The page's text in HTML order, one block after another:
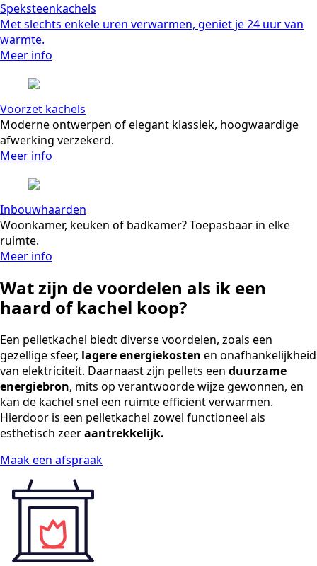
Speksteenkachels
Met slechts enkele uren verwarmen, geniet je 24 uur van
warmte.
Meer info
Voorzet kachels
Moderne ontwerpen of elegant klassiek, hoogwaardige
afwerking verzekerd.
Meer info
Inbouwhaarden
Woonkamer, keuken of badkamer? Toepasbaar in elke
ruimte.
Meer info
Wat zijn devoordelen als ik een
haard of kachel koop?
Een pelletkachel biedt diverse voordelen, zoals een
gezellige sfeer, lagere energiekosten en onafhankelijkheid
van elektriciteit. Daarnaast zijn pellets een duurzame
energiebron, mits op verantwoorde wijze gewonnen, en
kan de kachel snel een ruimte efficiënt verwarmen.
Hierdoor is een pelletkachel zowel functioneel als
esthetisch zeeraantrekkelijk.
Maak een afspraak